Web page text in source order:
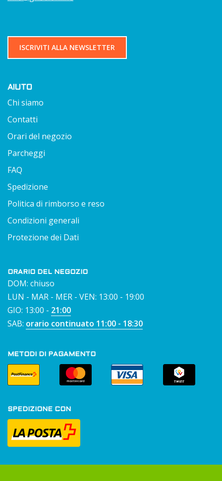
ISCRIVITI ALLA NEWSLETTER
AIUTO
Chi siamo
Contatti
Orari del negozio
Parcheggi
FAQ
Spedizione
Politica di rimborso e reso
Condizioni generali
Protezione dei Dati
ORARIO DEL NEGOZIO
DOM: chiuso
LUN - MAR - MER - VEN: 13:00 - 19:00
GIO: 13:00 - 21:00
SAB: orario continuato 11:00 - 18:30
METODI DI PAGAMENTO
SPEDIZIONE CON